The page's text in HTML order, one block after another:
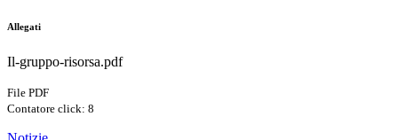
Allegati
Il-gruppo-risorsa.pdf
File PDF
Contatore click: 8